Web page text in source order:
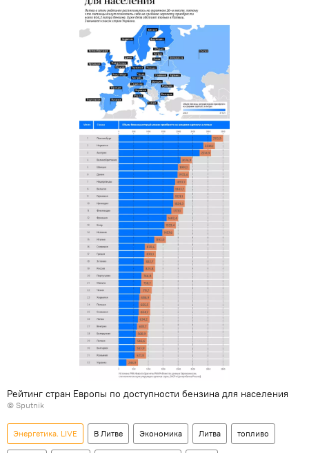
Рейтинг стран Европы по доступности бензина для населения
© Sputnik
Энергетика. LIVE В Литве Экономика Литва топливо